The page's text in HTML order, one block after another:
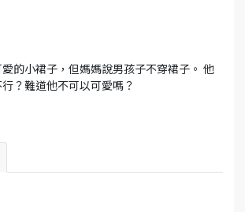
的小裙子，但媽媽說男孩子不穿裙子。 他
？難道他不可以可愛嗎？